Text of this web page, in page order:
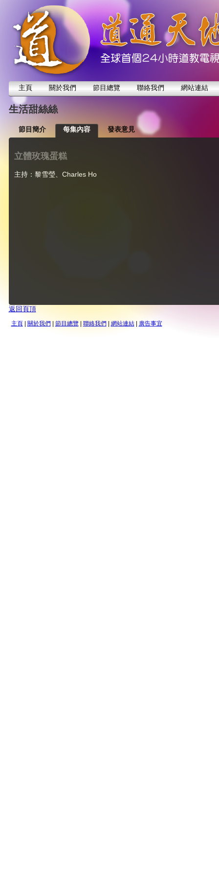
主頁 關於我們 節目總覽 聯絡我們 網站連結
生活甜絲絲
節目簡介 每集內容 發表意見
立體玫瑰蛋糕
主持：黎雪瑩、Charles Ho
返回頁頂
主頁| 關於我們| 節目總覽| 聯絡我們| 網站連結| 廣告事宜